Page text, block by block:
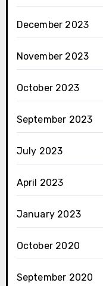
December 2023
November 2023
October 2023
September 2023
July 2023
April 2023
January 2023
October 2020
September 2020